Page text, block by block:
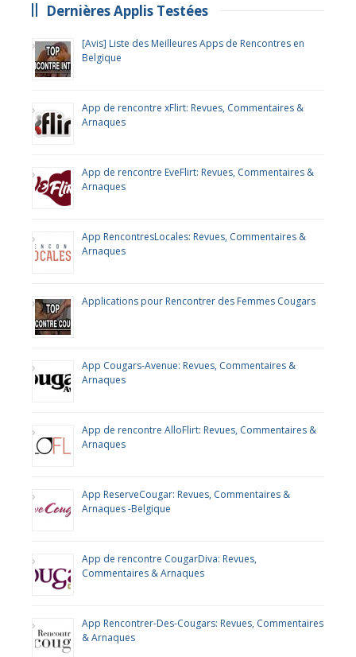
Dernières Applis Testées
[Avis] Liste des Meilleures Apps de Rencontres en
Belgique
App de rencontre xFlirt: Revues, Commentaires &
Arnaques
App de rencontre EveFlirt: Revues, Commentaires &
Arnaques
App RencontresLocales: Revues, Commentaires &
Arnaques
Applications pour Rencontrer des Femmes Cougars
App Cougars-Avenue: Revues, Commentaires &
Arnaques
App de rencontre AlloFlirt: Revues, Commentaires &
Arnaques
App ReserveCougar: Revues, Commentaires &
Arnaques -Belgique
App de rencontre CougarDiva: Revues,
Commentaires & Arnaques
App Rencontrer-Des-Cougars: Revues, Commentaires
& Arnaques